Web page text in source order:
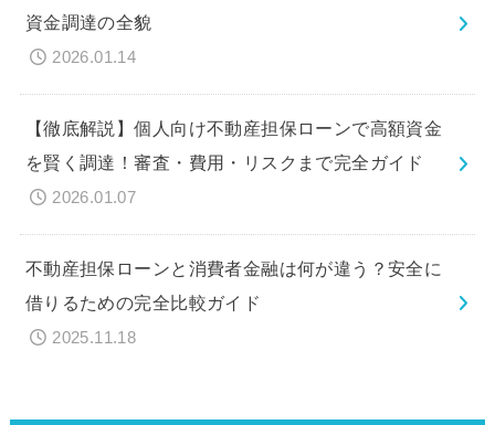
資金調達の全貌
2026.01.14
【徹底解説】個人向け不動産担保ローンで高額資金
を賢く調達！審査・費用・リスクまで完全ガイド
2026.01.07
不動産担保ローンと消費者金融は何が違う？安全に
借りるための完全比較ガイド
2025.11.18